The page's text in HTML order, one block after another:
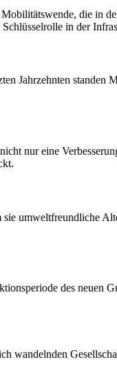
die in
in der
Jahrzehnten standen
nur eine
sie umweltfreundliche
des neuen
wandelnden